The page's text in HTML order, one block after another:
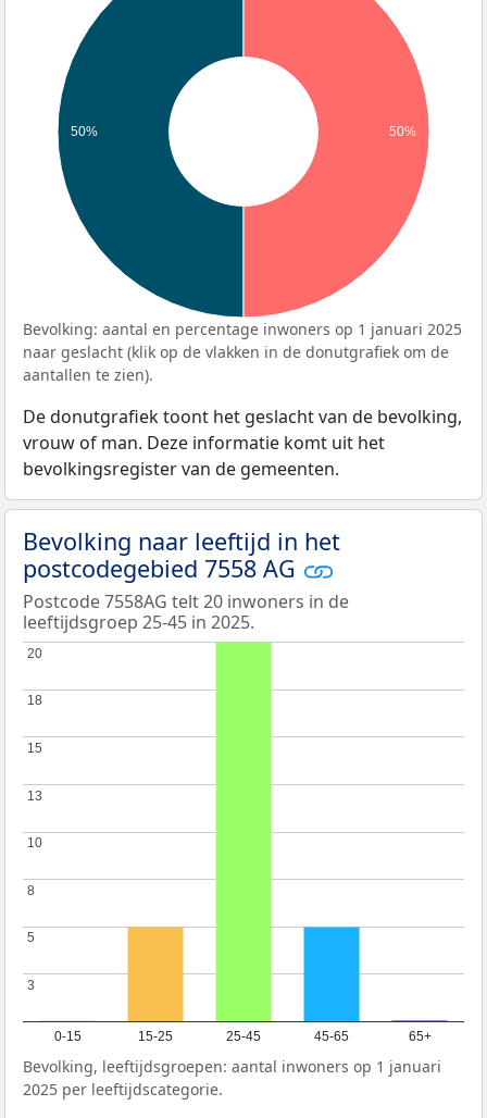
50% 50%
Bevolking: aantal en percentage inwoners op 1 januari 2025
naar geslacht (klik op de vlakken in de donutgrafiek om de
aantallen te zien).
De donutgrafiek toont het geslacht van de bevolking,
vrouw of man. Deze informatie komt uit het
bevolkingsregister van de gemeenten.
Bevolking naar leeftijd in het
postcodegebied 7558 AG
Postcode 7558AG telt 20 inwoners in de
leeftijdsgroep 25-45 in 2025.
0-15 15-25 25-45 45-65 65+
3
3
5
5
8
8
10
10
13
13
15
15
18
18
20
20
Bevolking, leeftijdsgroepen: aantal inwoners op 1 januari
2025 per leeftijdscategorie.